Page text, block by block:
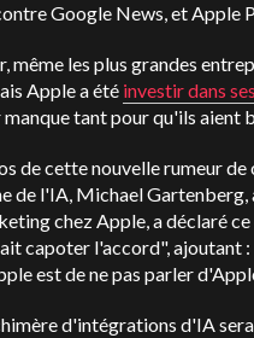
Google News, et Apple
même les plus grandes
Apple a été investir dans
manque tant pour qu'ils aient
de cette nouvelle rumeur
de l'IA, Michael
chez Apple, a déclaré
capoter l'accord", ajoutant
est de ne pas parler
d'intégrations d'IA